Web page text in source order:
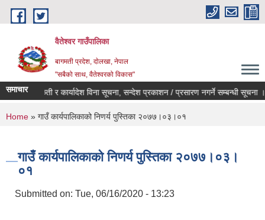
Skip to main content
वैतेश्वर गाउँपालिका
बागमती प्रदेश, दाेलखा, नेपाल
"सबैको साथ, वैतेश्वरको विकास"
समाचार
पूर्व स्वीकृती र कार्यादेश विना सूचना, सन्देश प्रकाशन / प्रसारण नगर्ने सम्बन्धी सूचना ।
You are here
Home » गाउँ कार्यपालिकाको निणर्य पुस्तिका २०७७।०३।०१
गाउँ कार्यपालिकाको निणर्य पुस्तिका २०७७।०३।
०१
Submitted on: Tue, 06/16/2020 - 13:23